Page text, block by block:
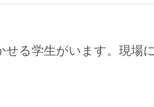
る学生がいます。現場